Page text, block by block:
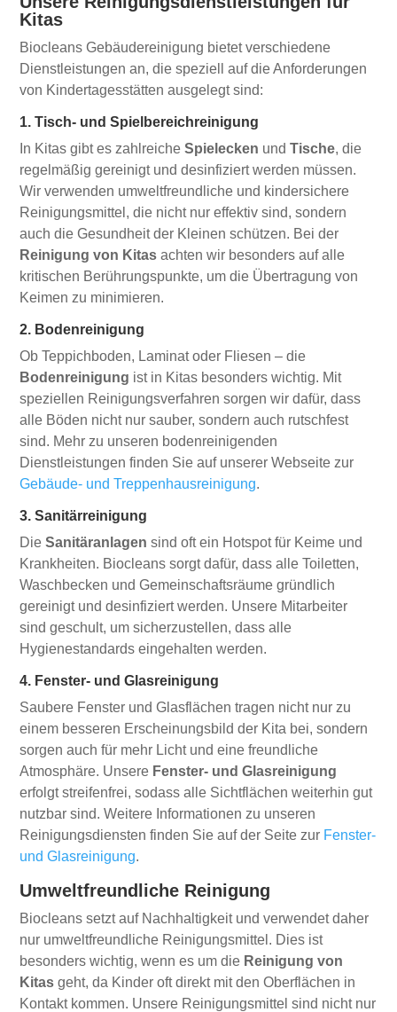
Kitas
Biocleans Gebäudereinigung bietet verschiedene
Dienstleistungen an, die speziell auf die Anforderungen
von Kindertagesstätten ausgelegt sind:
1. Tisch- und Spielbereichreinigung
In Kitas gibt es zahlreicheSpielecken undTische, die
regelmäßig gereinigt und desinfiziert werden müssen.
Wir verwenden umweltfreundliche und kindersichere
Reinigungsmittel, die nicht nur effektiv sind, sondern
auch die Gesundheit der Kleinen schützen. Bei der
Reinigung von Kitas achten wir besonders auf alle
kritischen Berührungspunkte, um die Übertragung von
Keimen zu minimieren.
2. Bodenreinigung
Ob Teppichboden, Laminat oder Fliesen – die
Bodenreinigung ist in Kitas besonders wichtig. Mit
speziellen Reinigungsverfahren sorgen wir dafür, dass
alle Böden nicht nur sauber, sondern auch rutschfest
sind. Mehr zu unseren bodenreinigenden
Dienstleistungen finden Sie auf unserer Webseite zur
Gebäude- und Treppenhausreinigung.
3. Sanitärreinigung
DieSanitäranlagen sind oft ein Hotspot für Keime und
Krankheiten. Biocleans sorgt dafür, dass alle Toiletten,
Waschbecken und Gemeinschaftsräume gründlich
gereinigt und desinfiziert werden. Unsere Mitarbeiter
sind geschult, um sicherzustellen, dass alle
Hygienestandards eingehalten werden.
4. Fenster- und Glasreinigung
Saubere Fenster und Glasflächen tragen nicht nur zu
einem besseren Erscheinungsbild der Kita bei, sondern
sorgen auch für mehr Licht und eine freundliche
Atmosphäre. Unsere Fenster- und Glasreinigung
erfolgt streifenfrei, sodass alle Sichtflächen weiterhin gut
nutzbar sind. Weitere Informationen zu unseren
Reinigungsdiensten finden Sie auf der Seite zur Fenster-
und Glasreinigung.
Umweltfreundliche Reinigung
Biocleans setzt auf Nachhaltigkeit und verwendet daher
nur umweltfreundliche Reinigungsmittel. Dies ist
besonders wichtig, wenn es um die Reinigung von
Kitas geht, da Kinder oft direkt mit den Oberflächen in
Kontakt kommen. Unsere Reinigungsmittel sind nicht nur